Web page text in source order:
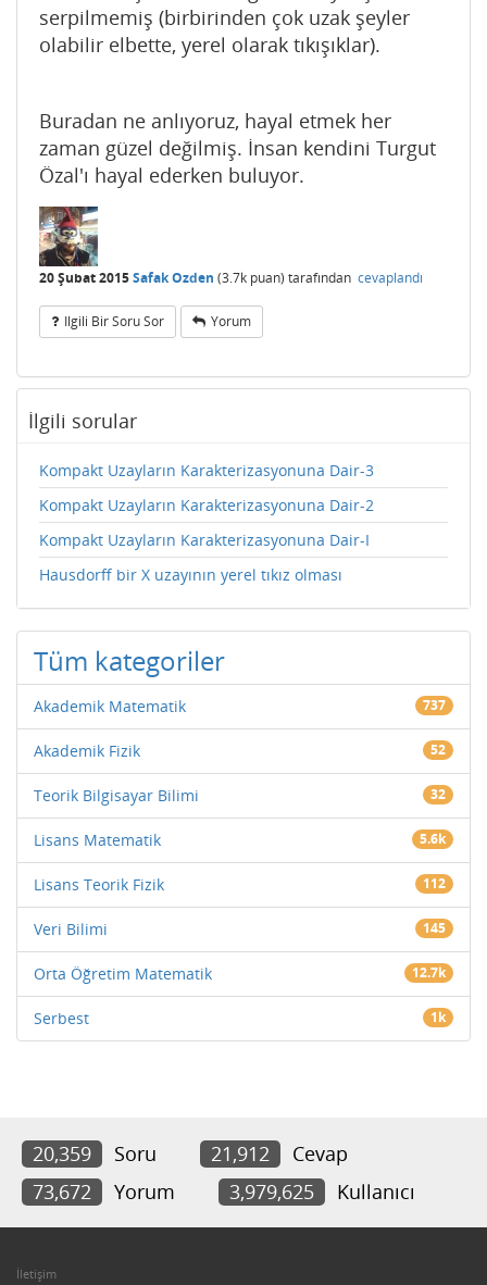
serpilmemiş (birbirinden çok uzak şeyler
olabilir elbette, yerel olarak tıkışıklar).
Buradan ne anlıyoruz, hayal etmek her
zaman güzel değilmiş. İnsan kendini Turgut
Özal'ı hayal ederken buluyor.
20 Şubat 2015Safak Ozden (3.7k puan) tarafından cevaplandı
Ilgili Bir Soru Sor Yorum
İlgili sorular
Kompakt Uzayların Karakterizasyonuna Dair-3
Kompakt Uzayların Karakterizasyonuna Dair-2
Kompakt Uzayların Karakterizasyonuna Dair-I
Hausdorff bir X uzayının yerel tıkız olması
Tüm kategoriler
Akademik Matematik 737
Akademik Fizik 52
Teorik Bilgisayar Bilimi 32
Lisans Matematik 5.6k
Lisans Teorik Fizik 112
Veri Bilimi 145
Orta Öğretim Matematik 12.7k
Serbest 1k
20,359 Soru 21,912
Cevap
73,672
Yorum 3,979,625 Kullanıcı
İletişim